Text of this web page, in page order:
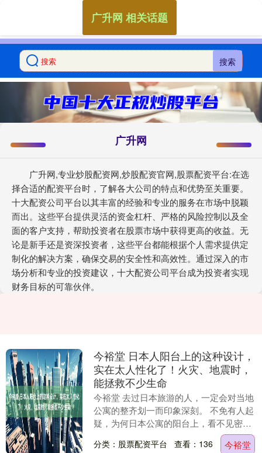
搜索
广升网
广升网,专业炒股配资网,炒股配资官网,股票配资平台:在选
择合适的配资平台时，了解各大公司的特点和优势至关重要。
十大配资公司平台以其丰富的经验和专业的服务在市场中脱颖
而出。这些平台提供灵活的资金杠杆、严格的风险控制以及全
面的客户支持，帮助投资者在股票市场中获得更高的收益。无
论是新手还是资深投资者，这些平台都能根据个人需求提供定
制化的解决方案，确保交易的安全性和高效性。通过深入的市
场分析和专业的投资建议，十大配资公司平台成为投资者实现
财务目标的可靠伙伴。
广升网 相关话题
今裕堂 日本人阳台上的这种设计，
实在太人性化了！火灾、地震时，
能拯救不少生命
今裕堂 去过日本旅游的人，一定会对当地
公寓的整齐划一而印象深刻。 不免有人起
疑，为何日本公寓的阳台上，看不见密密
麻麻的防盗铁窗，或是为了屋主增添绿
意，在阳台上种....
分类：股票配资平台 查看：136 今裕堂